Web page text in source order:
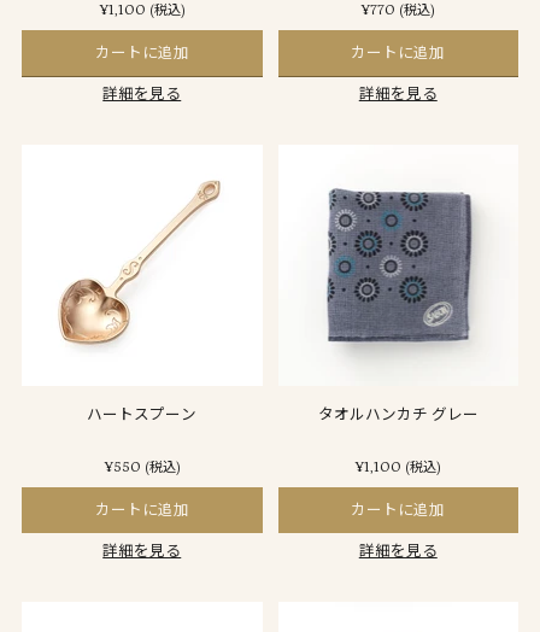
¥1,100 (税込)
カートに追加
詳細を見る
¥770 (税込)
カートに追加
詳細を見る
ハートスプーン
¥550 (税込)
カートに追加
詳細を見る
タオルハンカチ グレー
¥1,100 (税込)
カートに追加
詳細を見る